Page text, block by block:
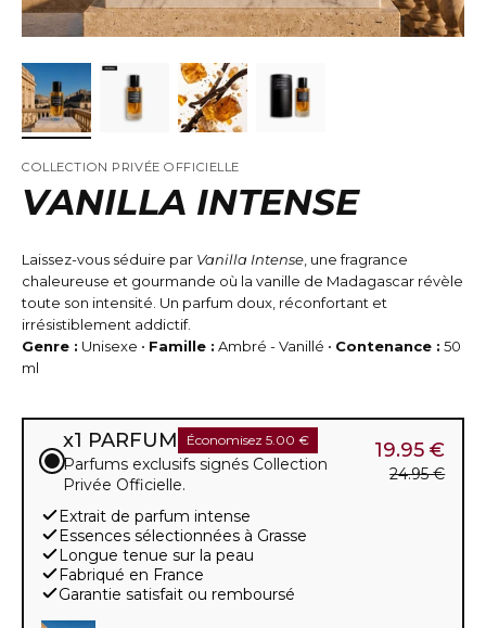
COLLECTION PRIVÉE OFFICIELLE
VANILLA INTENSE
Laissez-vous séduire par Vanilla Intense , une fragrance
chaleureuse et gourmande où la vanille de Madagascar révèle
toute son intensité. Un parfum doux, réconfortant et
irrésistiblement addictif.
Genre : Unisexe • Famille : Ambré - Vanillé • Contenance : 50
ml
x1 PARFUM Économisez 5.00 €
Parfums exclusifs signés Collection
Privée Officielle.
19.95 €
24.95 €
Extrait de parfum intense
Essences sélectionnées à Grasse
Longue tenue sur la peau
Fabriqué en France
Garantie satisfait ou remboursé